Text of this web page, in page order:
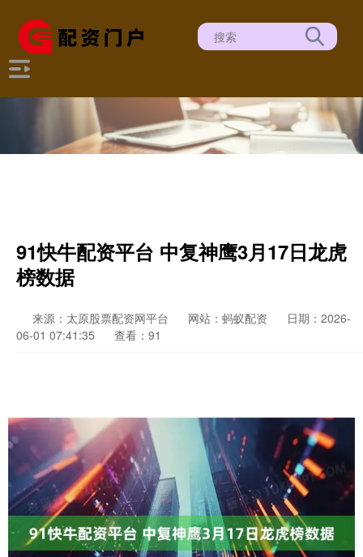
91快牛配资平台 中复神鹰3月17日龙虎
榜数据
来源：太原股票配资网平台 网站：蚂蚁配资
日期：2026-
06-01 07:41:35
查看：91